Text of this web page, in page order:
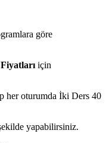
göre
için
her oturumda İki Ders 40
yapabilirsiniz.